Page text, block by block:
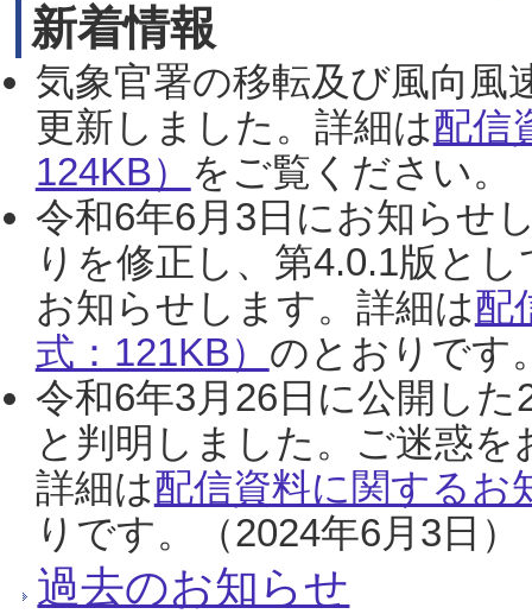
新着情報
気象官署の移転及び風向風
更新しました。詳細は配信
124KB） をご覧ください。
令和6年6月3日にお知らせ
りを修正し、第4.0.1版と
お知らせします。詳細は配
式：121KB） のとおりです
令和6年3月26日に公開し
と判明しました。ご迷惑
詳細は配信資料に関するお
りです。（2024年6月3日）
過去のお知らせ